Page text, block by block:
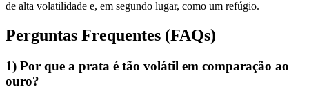
de alta volatilidade e, em segundo lugar, como um refúgio.
Perguntas Frequentes (FAQs)
1) Por que a prata é tão volátil em comparação ao
ouro?